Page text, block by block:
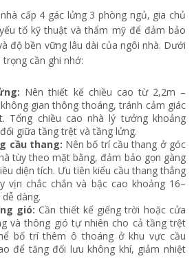
cấp 4 gác lửng 3 phòng ngủ, gia chủ
tố kỹ thuật và thẩm mỹ để đảm bảo
độ bền vững lâu dài của ngôi nhà. Dưới
cần ghi nhớ:
Nên thiết kế chiều cao từ 2,2m –
gian thông thoáng, tránh cảm giác
Tổng chiều cao nhà lý tưởng khoảng
giữa tầng trệt và tầng lửng.
cầu thang: Nên bố trí cầu thang ở góc
tùy theo mặt bằng, đảm bảo gọn gàng
diện tích. Ưu tiên kiểu cầu thang thẳng
vịn chắc chắn và bậc cao khoảng 16–
dàng.
gió: Cần thiết kế giếng trời hoặc cửa
và thông gió tự nhiên cho cả tầng trệt
bố trí thêm ô thoáng ở khu vực cầu
để tăng đối lưu không khí, giảm nhiệt